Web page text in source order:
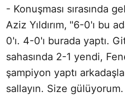
- Konuşması sırasında
Aziz Yıldırım, "6-0'ı bu
0'ı. 4-0'ı burada yaptı.
sahasında 2-1 yendi,
şampiyon yaptı
sallayın. Size